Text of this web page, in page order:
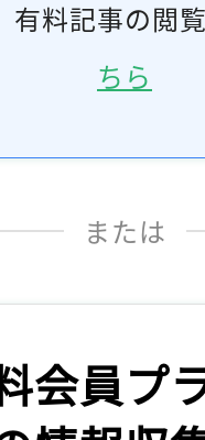
有料記事の閲
ちら
または
会員プ